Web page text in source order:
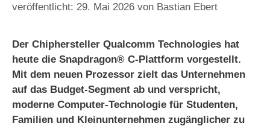
29. Mai 2026 von Bastian Ebert
Der Chiphersteller Qualcomm Technologies hat
heute die Snapdragon® C-Plattform vorgestellt.
Mit dem neuen Prozessor zielt das Unternehmen
auf das Budget-Segment ab und verspricht,
moderne Computer-Technologie für Studenten,
Familien und Kleinunternehmen zugänglicher zu